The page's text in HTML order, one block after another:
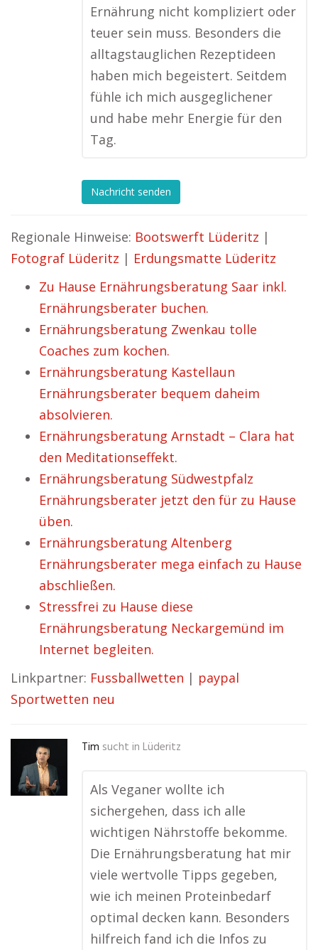
Ernährung nicht kompliziert oder
teuer sein muss. Besonders die
alltagstauglichen Rezeptideen
haben mich begeistert. Seitdem
fühle ich mich ausgeglichener
und habe mehr Energie für den
Tag.
Nachricht senden
Regionale Hinweise: Bootswerft Lüderitz |
Fotograf Lüderitz | Erdungsmatte Lüderitz
Zu Hause Ernährungsberatung Saar inkl.
Ernährungsberater buchen.
Ernährungsberatung Zwenkau tolle
Coaches zum kochen.
Ernährungsberatung Kastellaun
Ernährungsberater bequem daheim
absolvieren.
Ernährungsberatung Arnstadt – Clara hat
den Meditationseffekt.
Ernährungsberatung Südwestpfalz
Ernährungsberater jetzt den für zu Hause
üben.
Ernährungsberatung Altenberg
Ernährungsberater mega einfach zu Hause
abschließen.
Stressfrei zu Hause diese
Ernährungsberatung Neckargemünd im
Internet begleiten.
Linkpartner: Fussballwetten | paypal
Sportwetten neu
Tim sucht in Lüderitz
Als Veganer wollte ich
sichergehen, dass ich alle
wichtigen Nährstoffe bekomme.
Die Ernährungsberatung hat mir
viele wertvolle Tipps gegeben,
wie ich meinen Proteinbedarf
optimal decken kann. Besonders
hilfreich fand ich die Infos zu